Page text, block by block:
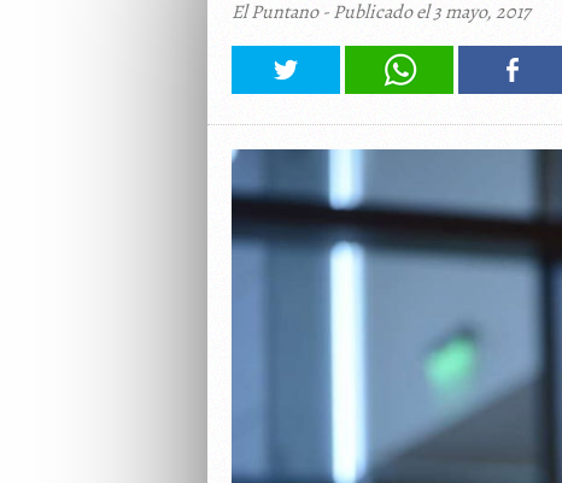
El Puntano - Publicado el 3 mayo, 2017